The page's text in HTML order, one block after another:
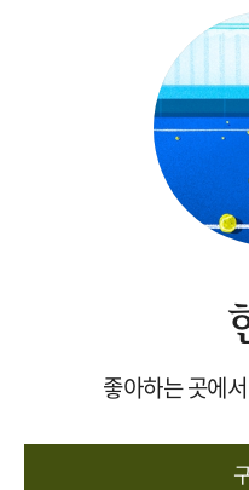
좋아하는 곳에